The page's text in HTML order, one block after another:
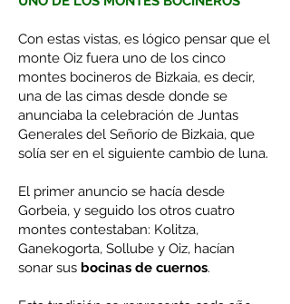
Con estas vistas, es lógico pensar que el
monte Oiz fuera uno de los cinco
montes bocineros de Bizkaia, es decir,
una de las cimas desde donde se
anunciaba la celebración de Juntas
Generales del Señorío de Bizkaia, que
solía ser en el siguiente cambio de luna.
El primer anuncio se hacía desde
Gorbeia, y seguido los otros cuatro
montes contestaban: Kolitza,
Ganekogorta, Sollube y Oiz, hacían
sonar sus bocinas de cuernos.